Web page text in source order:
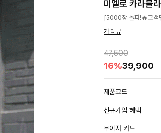
미엘로 카라블
[5000장 돌파!🔥고객
개 리뷰
47,500
16%39,900
제품코드
신규가입 혜택
무이자 카드